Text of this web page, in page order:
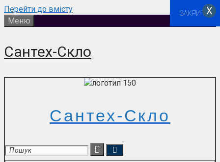
Перейти до вмісту
Меню
Сантех-Скло
Сантех-Скло
ЗАКРИТИХ